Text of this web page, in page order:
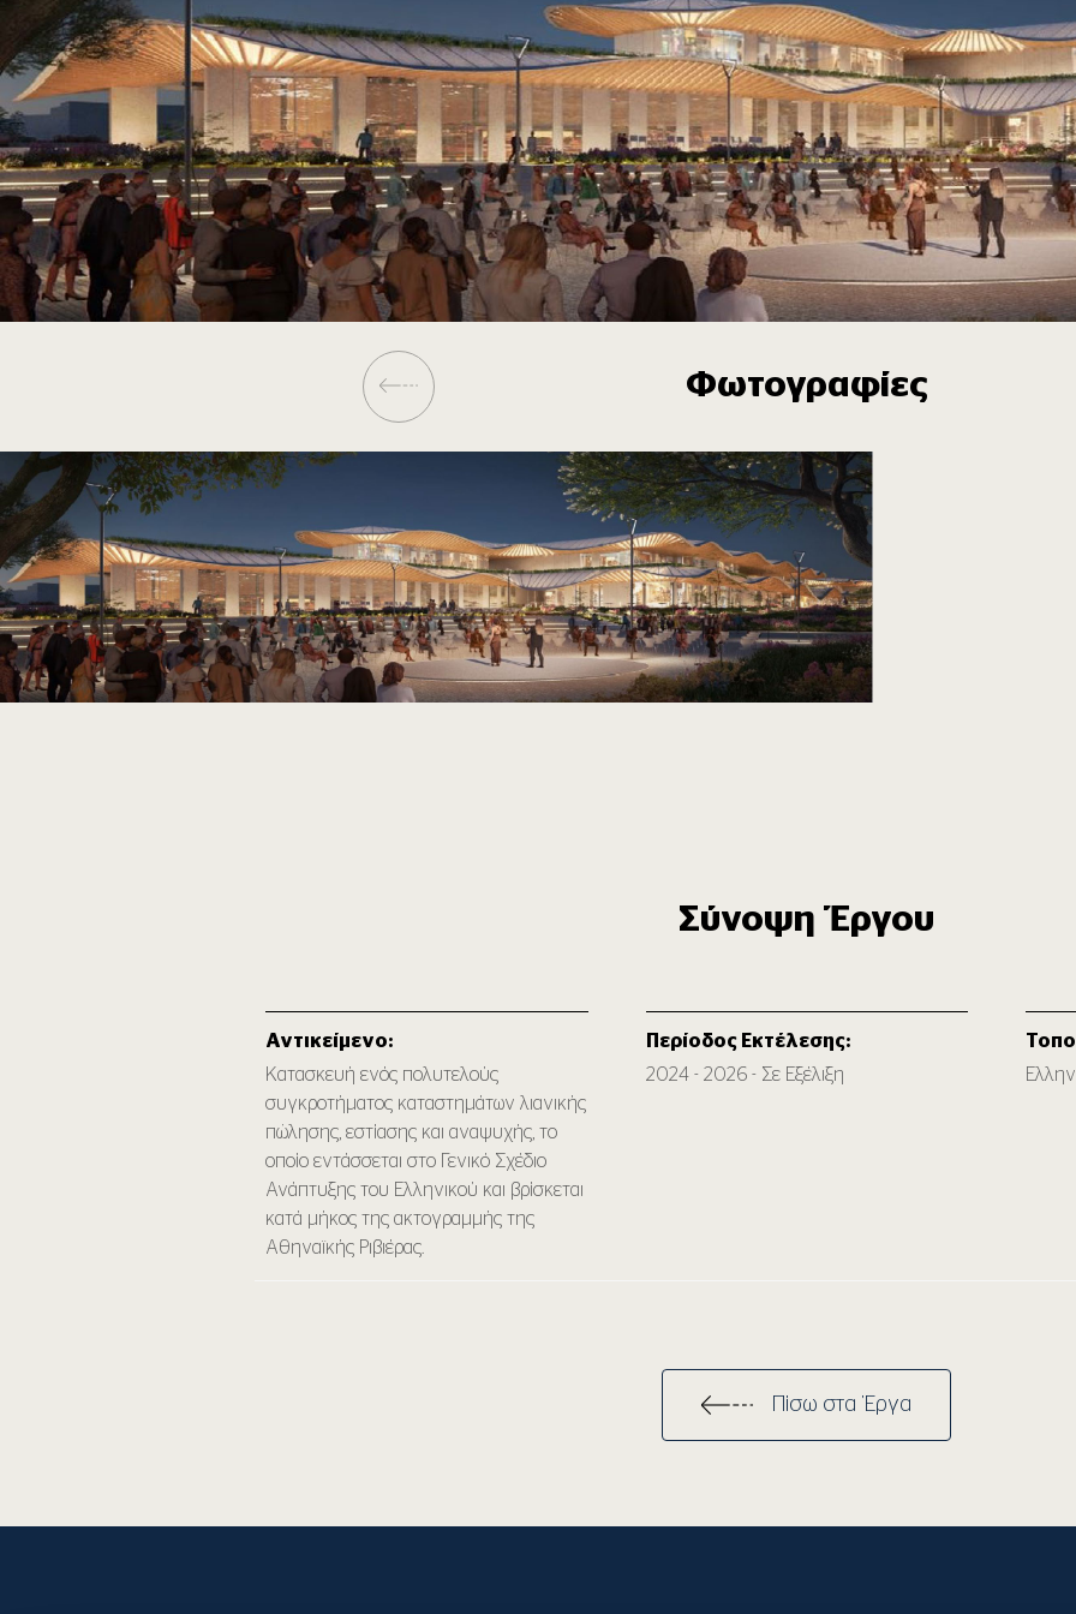
Φωτογραφίες
Σύνοψη Έργου
Αντικείμενο:
Κατασκευή ενός πολυτελούς
συγκροτήματος καταστημάτων λιανικής
πώλησης, εστίασης και αναψυχής, το
οποίο εντάσσεται στο Γενικό Σχέδιο
Ανάπτυξης του Ελληνικού και βρίσκεται
κατά μήκος της ακτογραμμής της
Αθηναϊκής Ριβιέρας.
Περίοδος Εκτέλεσης:
2024 - 2026 - Σε Εξέλιξη
Πίσω στα Έργα